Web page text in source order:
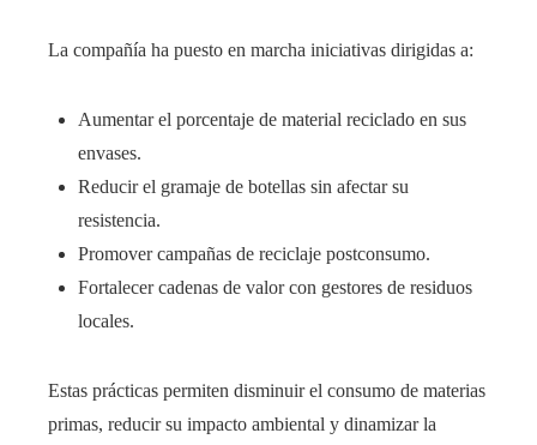
La compañía ha puesto en marcha iniciativas dirigidas a:
Aumentar el porcentaje de material reciclado en sus
envases.
Reducir el gramaje de botellas sin afectar su
resistencia.
Promover campañas de reciclaje postconsumo.
Fortalecer cadenas de valor con gestores de residuos
locales.
Estas prácticas permiten disminuir el consumo de materias
primas, reducir su impacto ambiental y dinamizar la